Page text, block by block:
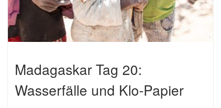
Madagaskar Tag 20:
Wasserfälle und Klo-Papier